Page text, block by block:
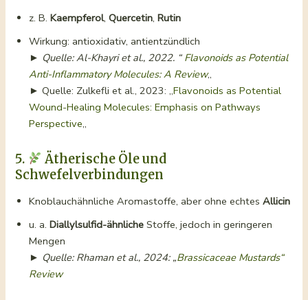
z. B.Kaempferol,Quercetin,Rutin
Wirkung: antioxidativ, antientzündlich
► Quelle: Al-Khayri et al., 2022. “ Flavonoids as Potential
Anti-Inflammatory Molecules: A Review„
► Quelle: Zulkefli et al., 2023: „Flavonoids as Potential
Wound-Healing Molecules: Emphasis on Pathways
Perspective„
5.
Ätherische Öle und
Schwefelverbindungen
Knoblauchähnliche Aromastoffe, aber ohne echtesAllicin
u. a.Diallylsulfid-ähnliche Stoffe, jedoch in geringeren
Mengen
► Quelle: Rhaman et al., 2024: „Brassicaceae Mustards“
Review